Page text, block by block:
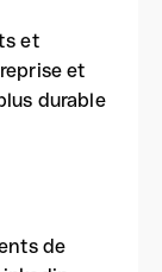
et
et
durable
de